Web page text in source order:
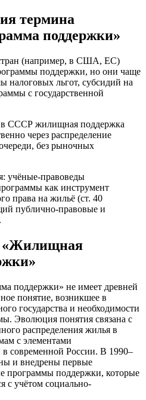
термина
поддержки»
(например, в США, ЕС)
поддержки, но они чаще
налоговых льгот, субсидий на
с государственной
в СССР жилищная поддержка
через распределение
без рыночных
учёные-правоведы
как инструмент
права на жильё (ст. 40
публично-правовые и
«Жилищная
поддержки» не имеет древней
понятие, возникшее в
государства и необходимости
Эволюция понятия связана с
распределения жилья в
с элементами
в современной России. В 1990–
и внедрены первые
программы поддержки, которые
с учётом социально-